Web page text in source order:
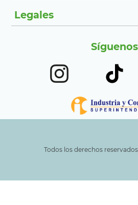
Legales
Síguenos
Todos los derechos